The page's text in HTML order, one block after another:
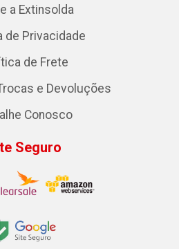
a Extinsolda
de Privacidade
de Frete
e Devoluções
Conosco
Seguro